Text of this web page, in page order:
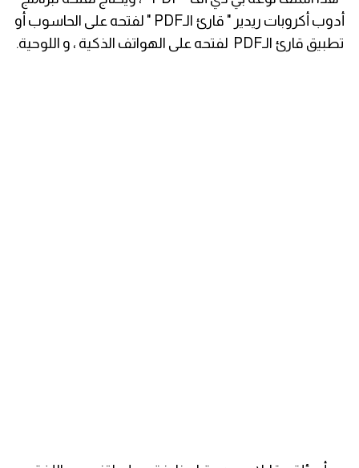
أدوب أكروبات ريدير " قارئ الـPDF " لفتحه على الحاسوب أو
تطبيق قارئ الـPDF لفتحه على الهواتف الذكية ، و اللوحية.